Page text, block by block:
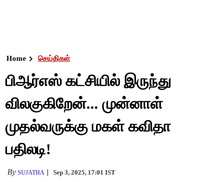
Home செய்திகள்
பிஆர்எஸ் கட்சியில் இருந்து
விலகுகிறேன்... முன்னாள்
முதல்வருக்கு மகள் கவிதா
பதிலடி!
BySUJATHA Sep 3, 2025, 17:01 IST